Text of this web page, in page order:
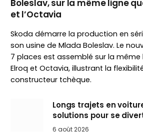
Boleslav, sur la même ligne
et l’Octavia
Skoda démarre la production en
son usine de Mlada Boleslav. Le
7 places est assemblé sur la même
Elroq et Octavia, illustrant la
constructeur tchèque.
Longs trajets en
solutions pour se
6 août 2026